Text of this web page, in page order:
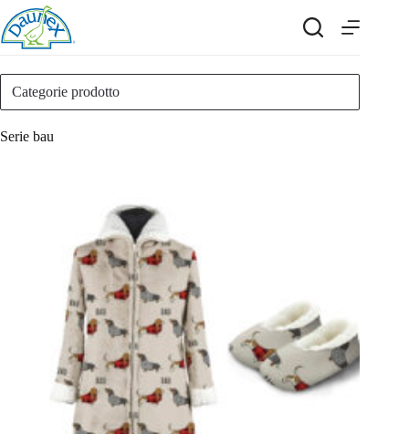
Salta
al
contenuto
Serie bau
Categorie prodotto